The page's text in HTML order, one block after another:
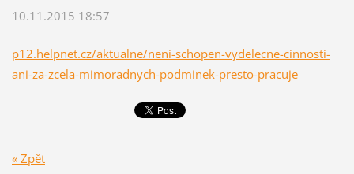
10.11.2015 18:57
p12.helpnet.cz/aktualne/neni-schopen-vydelecne-cinnosti-
ani-za-zcela-mimoradnych-podminek-presto-pracuje
« Zpět